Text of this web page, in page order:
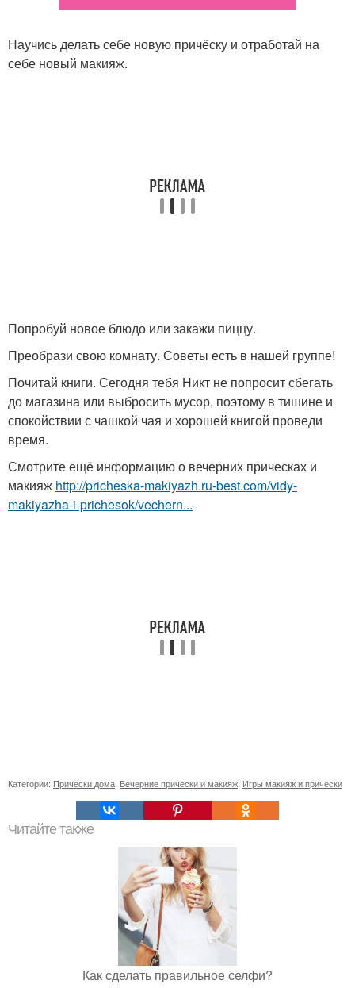
Научись делать себе новую причёску и отработай на
себе новый макияж.
Попробуй новое блюдо или закажи пиццу.
Преобрази свою комнату. Советы есть в нашей группе!
Почитай книги. Сегодня тебя Никт не попросит сбегать
до магазина или выбросить мусор, поэтому в тишине и
спокойствии с чашкой чая и хорошей книгой проведи
время.
Смотрите ещё информацию о вечерних прическах и
макияж http://pricheska-makiyazh.ru-best.com/vidy-
makiyazha-i-prichesok/vechern...
Категории: Прически дома Вечерние прически и макияж Игры макияж и прически
Читайте также
Как сделать правильное селфи?